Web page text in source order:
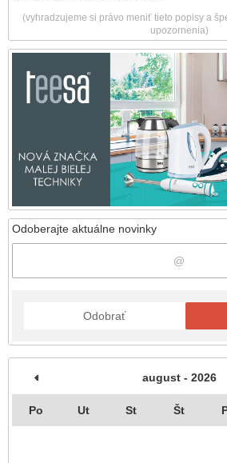
Odoberajte aktuálne novinky
Odobrať
august - 2026
Po Ut St Št
(vyhradzujeme si právo meniť tieto popisy a
upozornenia)